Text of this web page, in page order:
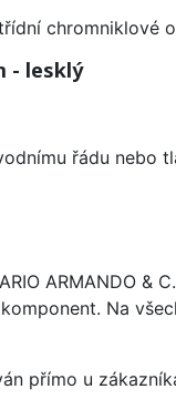
chromniklové
- lesklý
řádu nebo
ARMANDO
Na
přímo u